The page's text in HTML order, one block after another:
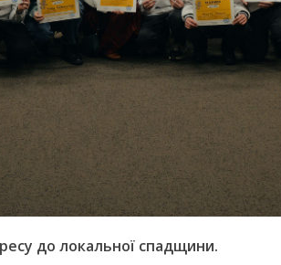
до локальної спадщини.